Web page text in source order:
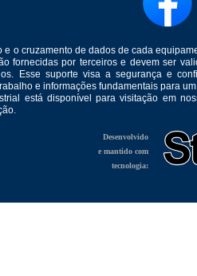
e o cruzamento de dados de cada
fornecidas por terceiros e devem ser
Esse suporte visa a segurança e
e informações fundamentais para
está disponível para visitação em
Desenvolvido
e mantido com
tecnologia: